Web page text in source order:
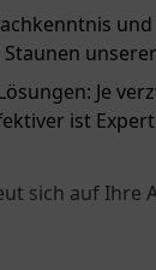
Je
ist
sich auf Ihre